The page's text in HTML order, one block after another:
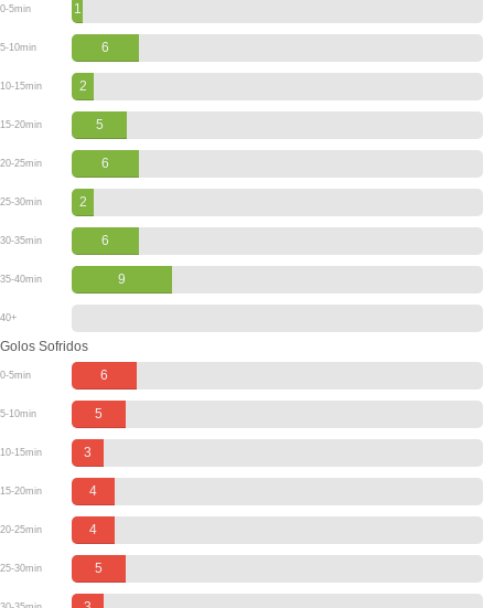
0-5min 1
5-10min 6
10-15min 2
15-20min 5
20-25min 6
25-30min 2
30-35min 6
35-40min 9
40+
Golos Sofridos
0-5min 6
5-10min 5
10-15min 3
15-20min 4
20-25min 4
25-30min 5